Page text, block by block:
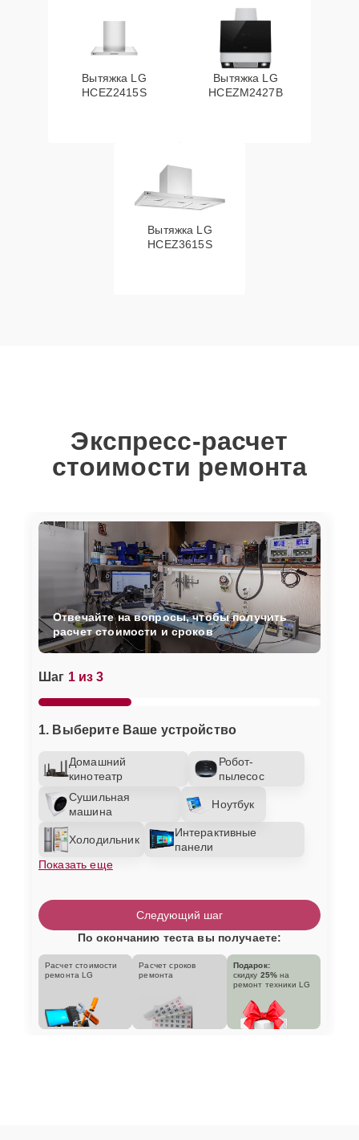
Вытяжка LG
HCEZ2415S
Вытяжка LG
HCEZM2427B
Вытяжка LG
HCEZ3615S
Экспресс-расчет
стоимости ремонта
Шаг 1 из 3
1. Выберите Ваше устройство
Домашний
кинотеатр
Робот-
пылесос
Сушильная
машина
Ноутбук
Холодильник
Интерактивные
панели
Показать еще
Отвечайте на вопросы, чтобы получить
расчет стоимости и сроков
Следующий шаг
По окончанию теста вы получаете:
Расчет стоимости
ремонта LG
Расчет сроков
ремонта
Подарок:
скидку 25% на
ремонт техники LG